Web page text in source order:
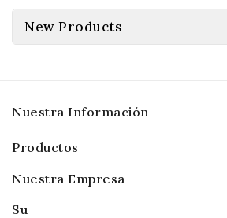
New Products
Nuestra Información
Productos
Nuestra Empresa
Su